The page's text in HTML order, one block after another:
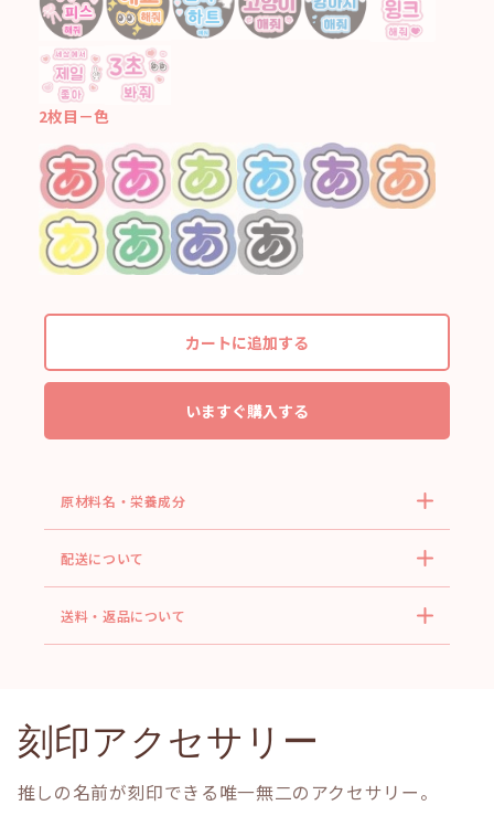
2枚目－色
カートに追加する
いますぐ購入する
原材料名・栄養成分
配送について
送料・返品について
刻印アクセサリー
推しの名前が刻印できる唯一無二のアクセサリー。